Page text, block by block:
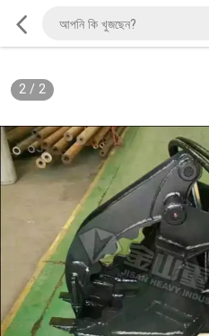
2/ 2